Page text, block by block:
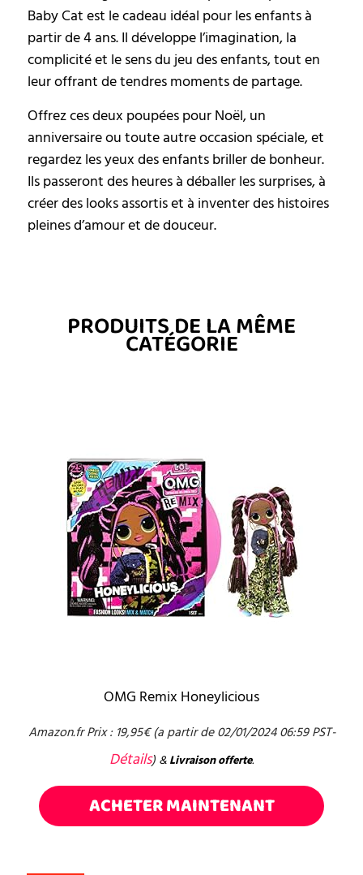
Baby Cat est le cadeau idéal pour les enfants à
partir de 4 ans. Il développe l’imagination, la
complicité et le sens du jeu des enfants, tout en
leur offrant de tendres moments de partage.
Offrez ces deux poupées pour Noël, un
anniversaire ou toute autre occasion spéciale, et
regardez les yeux des enfants briller de bonheur.
Ils passeront des heures à déballer les surprises, à
créer des looks assortis et à inventer des histoires
pleines d’amour et de douceur.
PRODUITS DE LA MÊME
CATÉGORIE
OMG Remix Honeylicious
Amazon.fr Prix : 19,95€(a partir de 02/01/2024 06:59 PST-
Détails) & Livraison offerte.
ACHETER MAINTENANT